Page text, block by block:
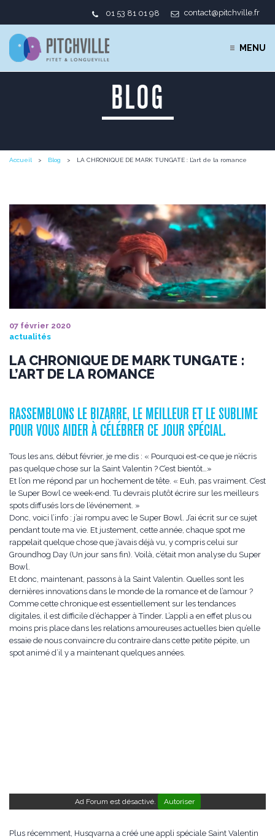
01 53 81 01 98 contact@pitchville.fr
MENU
BLOG
Accueil Blog LA CHRONIQUE DE MARK TUNGATE : L’art de la romance
07 février 2020
actualités
LA CHRONIQUE DE MARK TUNGATE :
L’ART DE LA ROMANCE
RASSEMBLONS LE BIZARRE, LE MEILLEUR ET LE SUBLIME
POUR VOUS AIDER À CÉLÉBRER CE JOUR SPÉCIAL.
Tous les ans, début février, je me dis : « Pourquoi est-ce que je n’écris
pas quelque chose sur la Saint Valentin ? C’est bientôt…»
Et l’on me répond par un hochement de tête. « Euh, pas vraiment. C’est
le Super Bowl ce week-end. Tu devrais plutôt écrire sur les meilleurs
spots diffusés lors de l’événement. »
Donc, voici l’info : j’ai rompu avec le Super Bowl. J’ai écrit sur ce sujet
pendant toute ma vie. Et justement, cette année, chaque spot me
rappelait quelque chose que j’avais déjà vu, y compris celui sur
Groundhog Day (Un jour sans fin). Voilà, c’était mon analyse du Super
Bowl.
Et donc, maintenant, passons à la Saint Valentin. Quelles sont les
dernières innovations dans le monde de la romance et de l’amour ?
Comme cette chronique est essentiellement sur les tendances
digitales, il est difficile d’échapper à Tinder. L’appli a en effet plus ou
moins pris place dans les relations amoureuses actuelles bien qu’elle
essaie de nous convaincre du contraire dans cette petite pépite, un
spot animé d’il y a maintenant quelques années.
Ad Forum est désactivé. Autoriser
Plus récemment, Husqvarna a créé une appli spéciale Saint Valentin